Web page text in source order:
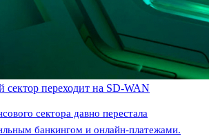
переходит на SD-WAN
сектора давно перестала
банкингом и онлайн-платежами.